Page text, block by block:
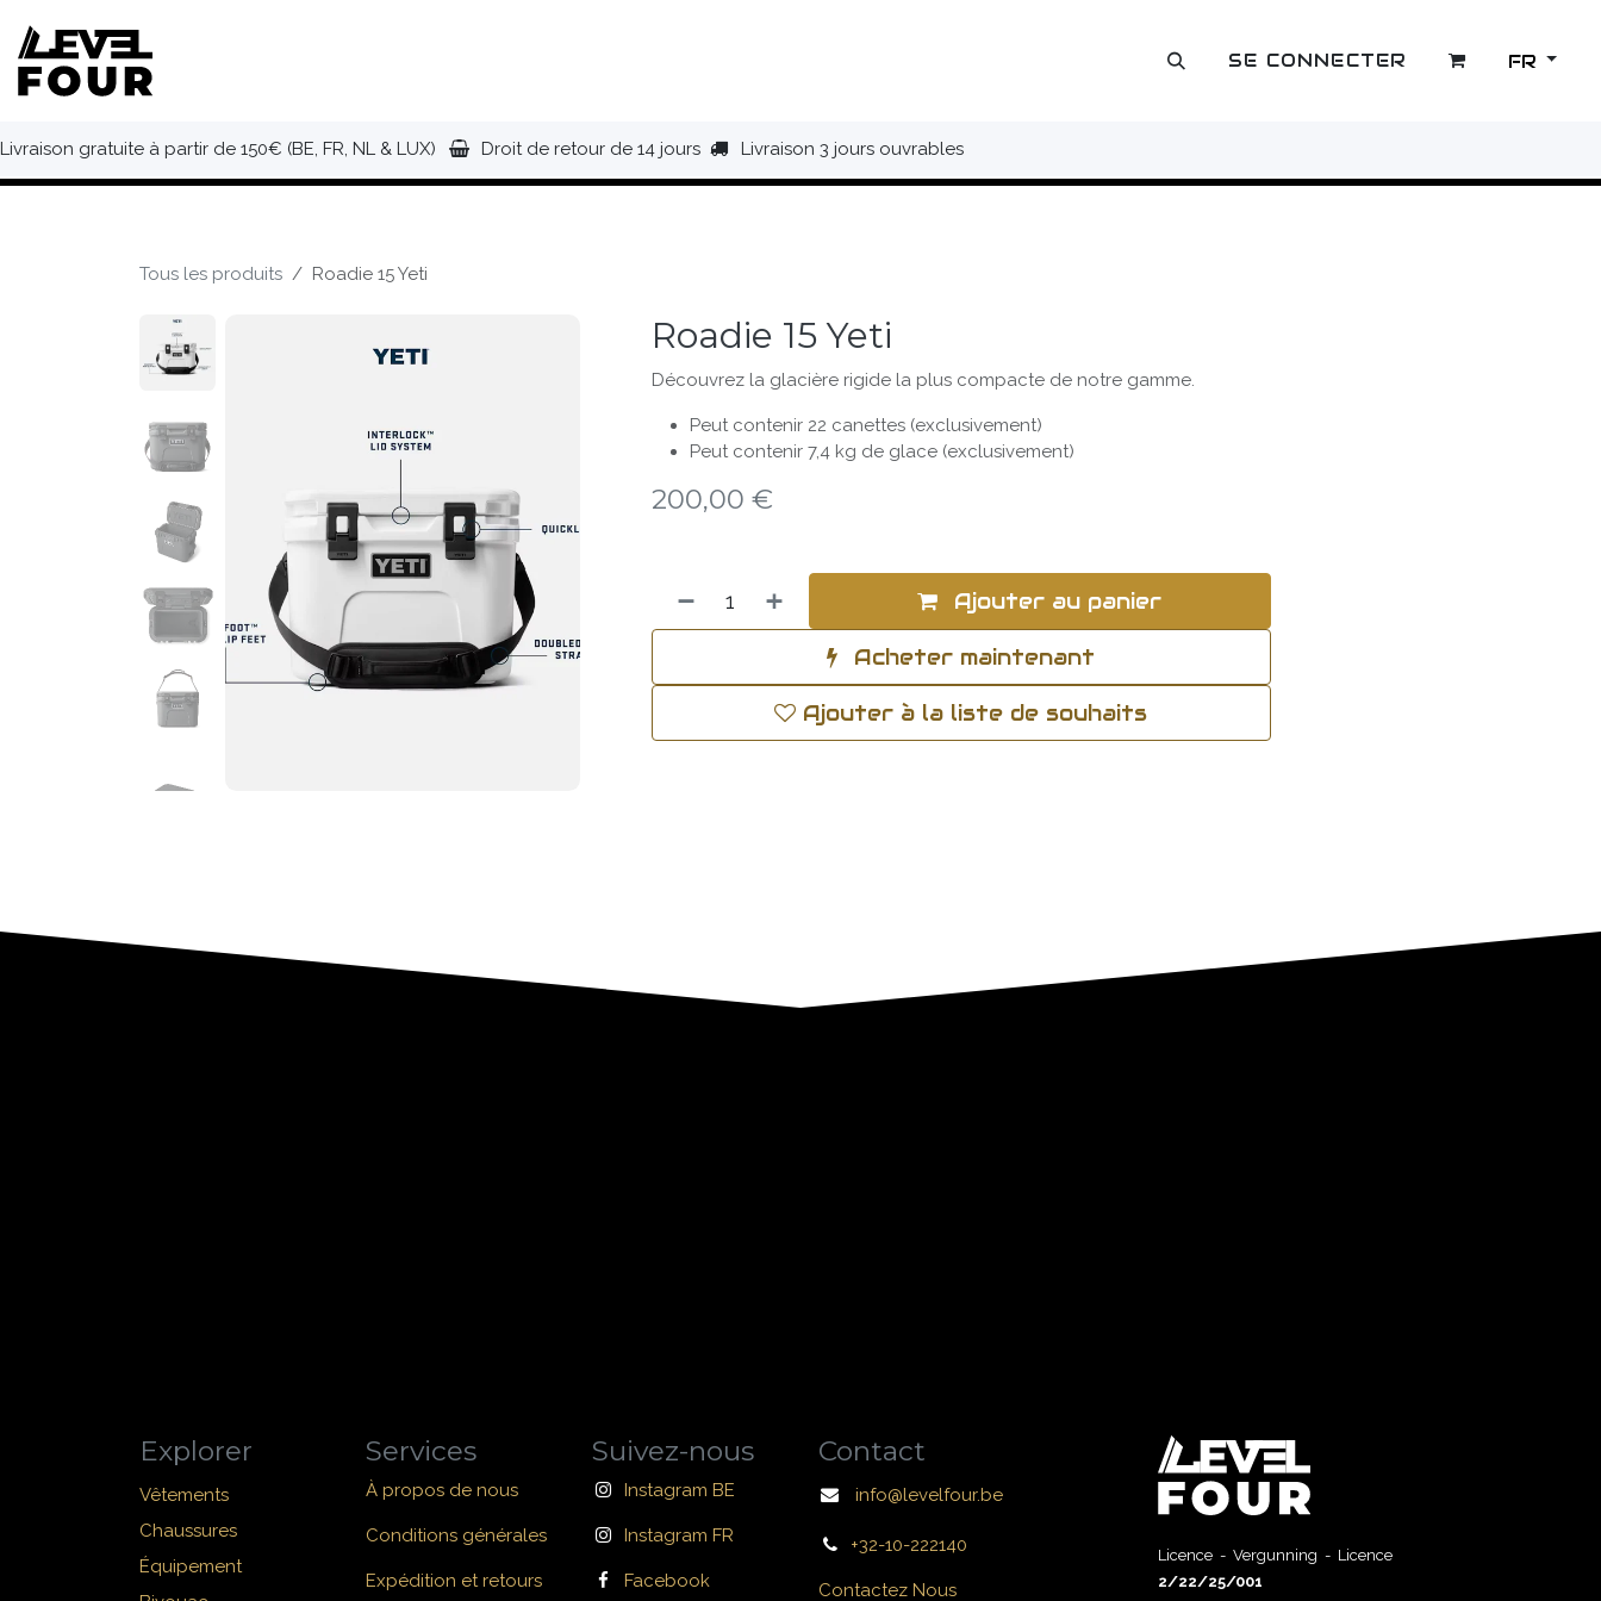
OUTLET SE CONNECTER FR
Livraison gratuite à partir de 150€ (BE, FR, NL & LUX) Droit de retour de 14 jours Livraison 3 jours ouvrables
Tous les produits Roadie 15 Yeti
Roadie 15 Yeti
Découvrez la glacière rigide la plus compacte de notre gamme.
Peut contenir 22 canettes (exclusivement)
Peut contenir 7,4 kg de glace (exclusivement)
200,00 €
Ajouter au panier
Acheter maintenant
Ajouter à la liste de souhaits
Explorer
Vêtements
Chaussures
Équipement
Services
À propos de nous
Conditions générales
Expédition et retours
Suivez-nous
Instagram BE
Instagram FR
Facebook
Contact
info@levelfour.be
+32-10-222140
Contactez Nous
Licence - Vergunning - Licence
2/22/25/001